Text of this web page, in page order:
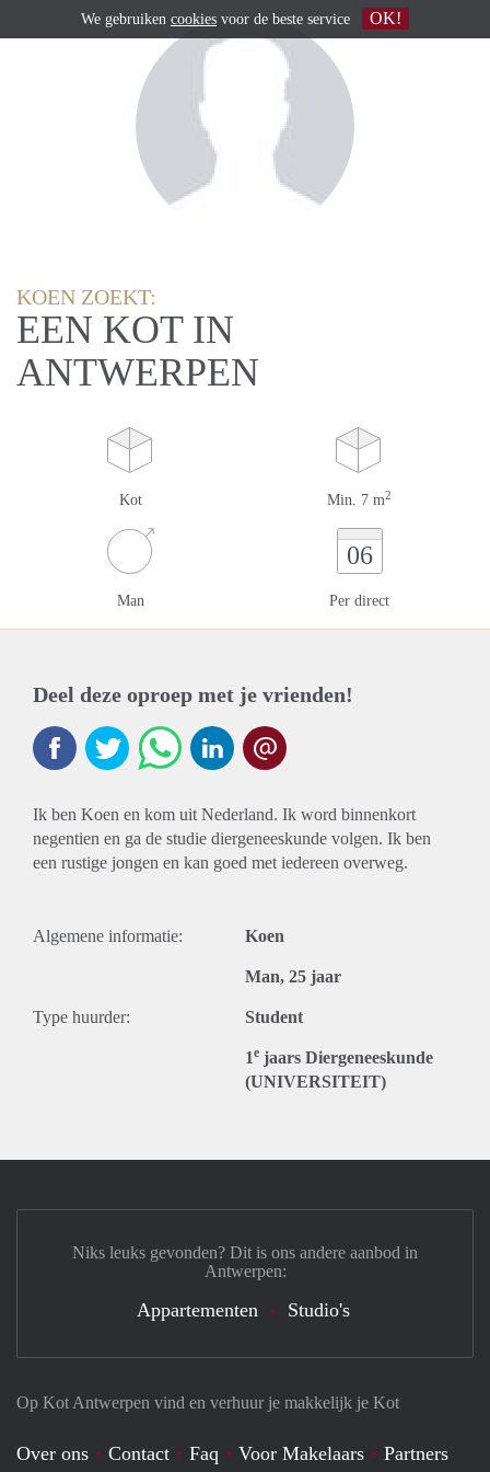
KOEN ZOEKT:
EEN KOT IN
ANTWERPEN
Kot Min. 7 m2
Man
06
Per direct
Deel deze oproep met je vrienden!
Ik ben Koen en kom uit Nederland. Ik word binnenkort
negentien en ga de studie diergeneeskunde volgen. Ik ben
een rustige jongen en kan goed met iedereen overweg.
Algemene informatie: Koen
Man, 25 jaar
Type huurder: Student
1e jaars Diergeneeskunde
(UNIVERSITEIT)
Op Kot Antwerpen vind en verhuur je makkelijk je Kot
Over ons Contact Faq Voor Makelaars Partners
Niks leuks gevonden? Dit is ons andere aanbod in
Antwerpen:
Appartementen Studio's
We gebruiken cookies voor de beste service OK!